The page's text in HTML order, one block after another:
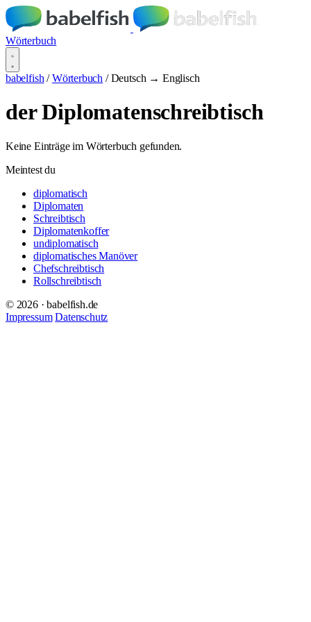
Wörterbuch
babelfish / Wörterbuch / Deutsch → Englisch
der Diplomatenschreibtisch
Keine Einträge im Wörterbuch gefunden.
Meintest du
diplomatisch
Diplomaten
Schreibtisch
Diplomatenkoffer
undiplomatisch
diplomatisches Manöver
Chefschreibtisch
Rollschreibtisch
© 2026 · babelfish.de
Impressum Datenschutz